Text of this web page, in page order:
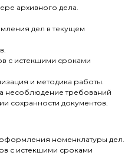
архивного дела.
дел в текущем
с истекшими сроками
и методика работы.
несоблюдение требований
сохранности документов.
номенклатуры дел.
с истекшими сроками